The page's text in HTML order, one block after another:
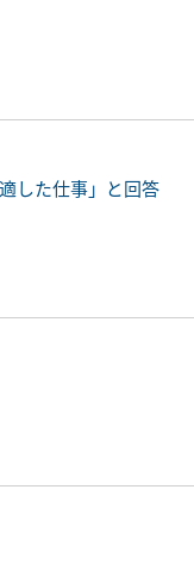
した仕事」と回答